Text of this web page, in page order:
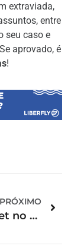
extraviada,
entre
seu caso e
aprovado, é
!
PRÓXIMO
Tem internet no avião? Essas e outras dúvidas sobre conectividade a bordo respondidas